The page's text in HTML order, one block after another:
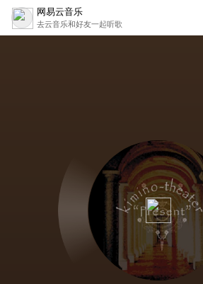
网易云音乐
去云音乐和好友一起听歌